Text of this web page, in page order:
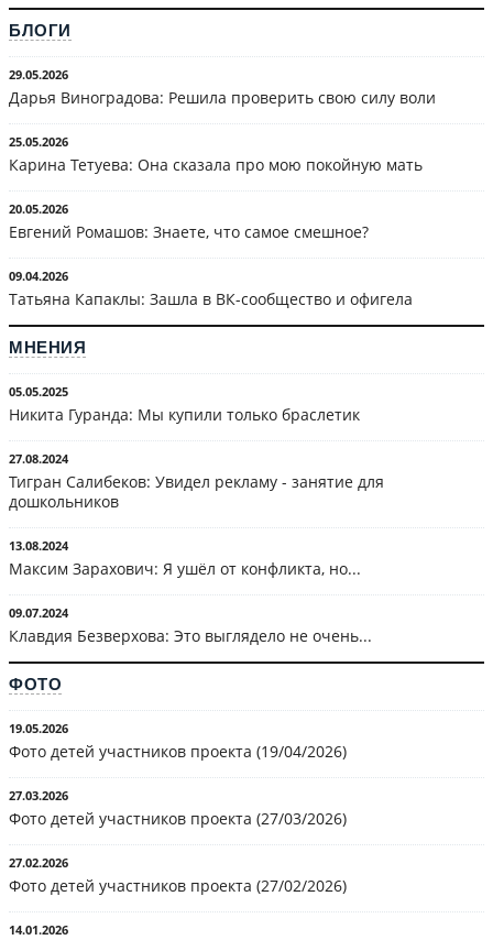
БЛОГИ
29.05.2026
Дарья Виноградова: Решила проверить свою силу воли
25.05.2026
Карина Тетуева: Она сказала про мою покойную мать
20.05.2026
Евгений Ромашов: Знаете, что самое смешное?
09.04.2026
Татьяна Капаклы: Зашла в ВК-сообщество и офигела
МНЕНИЯ
05.05.2025
Никита Гуранда: Мы купили только браслетик
27.08.2024
Тигран Салибеков: Увидел рекламу - занятие для
дошкольников
13.08.2024
Максим Зарахович: Я ушёл от конфликта, но...
09.07.2024
Клавдия Безверхова: Это выглядело не очень...
ФОТО
19.05.2026
Фото детей участников проекта (19/04/2026)
27.03.2026
Фото детей участников проекта (27/03/2026)
27.02.2026
Фото детей участников проекта (27/02/2026)
14.01.2026